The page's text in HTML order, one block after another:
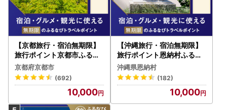
【京都旅行・宿泊無期限】
旅行ポイント京都市ふるな
びトラベルポイント
京都府京都市
(692)
10,000
【沖縄旅行・宿泊無期限】
旅行ポイント恩納村ふるな
びトラベルポイント
沖縄県恩納村
(182)
10,000